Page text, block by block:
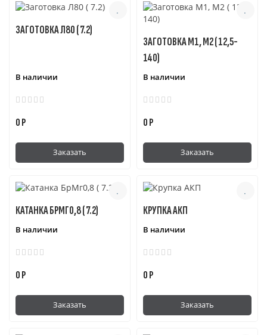
ЗАГОТОВКА Л80 ( 7.2)
В наличии
0 Р
Заказать
ЗАГОТОВКА М1, М2 ( 12,5-
140)
В наличии
0 Р
Заказать
КАТАНКА БРМГ0,8 ( 7.2)
В наличии
0 Р
Заказать
КРУПКА АКП
В наличии
0 Р
Заказать